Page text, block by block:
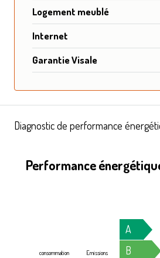
Logement meublé
Internet
Garantie Visale
Diagnostic de performance
Performance
A
B
consommation Emissions